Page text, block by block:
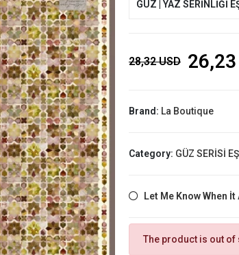
GÜZ | YAZ SERİNLİĞİ
28,32 USD 26,23
Brand: La Boutique
Category: GÜZ SERİSİ
Let Me Know When
The product is out of